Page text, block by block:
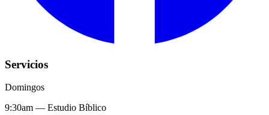
Servicios
Domingos
9:30am — Estudio Bíblico